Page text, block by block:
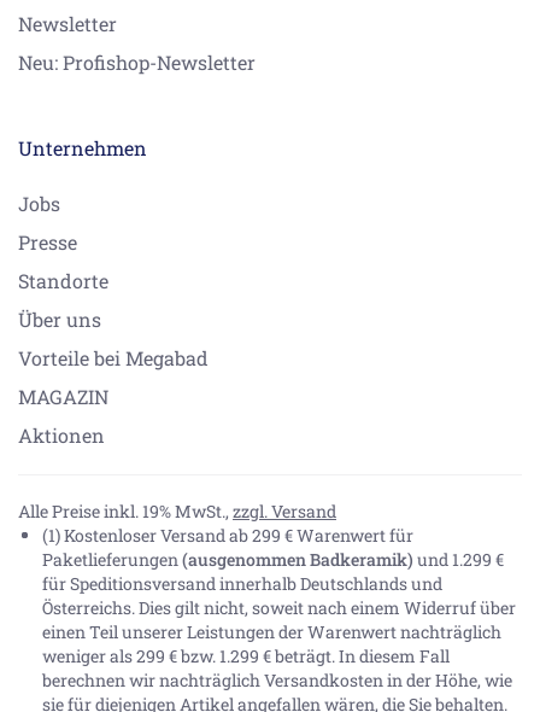
Newsletter
Neu: Profishop-Newsletter
Unternehmen
Jobs
Presse
Standorte
Über uns
Vorteile bei Megabad
MAGAZIN
Aktionen
Alle Preise inkl. 19% MwSt., zzgl. Versand
(1) Kostenloser Versand ab 299 € Warenwert für
Paketlieferungen(ausgenommen Badkeramik) und 1.299 €
für Speditionsversand innerhalb Deutschlands und
Österreichs. Dies gilt nicht, soweit nach einem Widerruf über
einen Teil unserer Leistungen der Warenwert nachträglich
weniger als 299 € bzw. 1.299 € beträgt. In diesem Fall
berechnen wir nachträglich Versandkosten in der Höhe, wie
sie für diejenigen Artikel angefallen wären, die Sie behalten.